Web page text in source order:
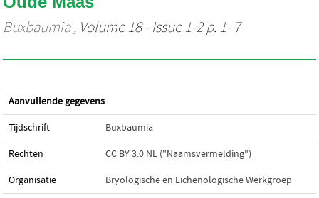
Buxbaumia, Volume 18 - Issue 1-2 p. 1- 7
Aanvullende gegevens
Tijdschrift Buxbaumia
Rechten CC BY 3.0 NL ("Naamsvermelding")
Organisatie Bryologische en Lichenologische Werkgroep